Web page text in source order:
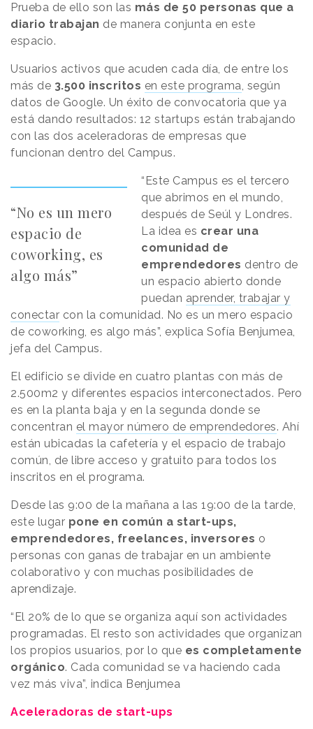
Prueba de ello son las más de 50 personas que a
diario trabajan de manera conjunta en este
espacio.
Usuarios activos que acuden cada día, de entre los
más de 3.500 inscritos en este programa, según
datos de Google. Un éxito de convocatoria que ya
está dando resultados: 12 startups están trabajando
con las dos aceleradoras de empresas que
funcionan dentro del Campus.
“No es un mero
espacio de
coworking, es
algo más”
“Este Campus es el tercero
que abrimos en el mundo,
después de Seúl y Londres.
La idea es crear una
comunidad de
emprendedores dentro de
un espacio abierto donde
puedan aprender, trabajar y
conectar con la comunidad. No es un mero espacio
de coworking, es algo más”, explica Sofía Benjumea,
jefa del Campus.
El edificio se divide en cuatro plantas con más de
2.500m2 y diferentes espacios interconectados. Pero
es en la planta baja y en la segunda donde se
concentran el mayor número de emprendedores. Ahí
están ubicadas la cafetería y el espacio de trabajo
común, de libre acceso y gratuito para todos los
inscritos en el programa.
Desde las 9:00 de la mañana a las 19:00 de la tarde,
este lugar pone en común a start-ups,
emprendedores, freelances, inversores o
personas con ganas de trabajar en un ambiente
colaborativo y con muchas posibilidades de
aprendizaje.
“El 20% de lo que se organiza aquí son actividades
programadas. El resto son actividades que organizan
los propios usuarios, por lo que es completamente
orgánico. Cada comunidad se va haciendo cada
vez más viva”, indica Benjumea
Aceleradoras de start-ups